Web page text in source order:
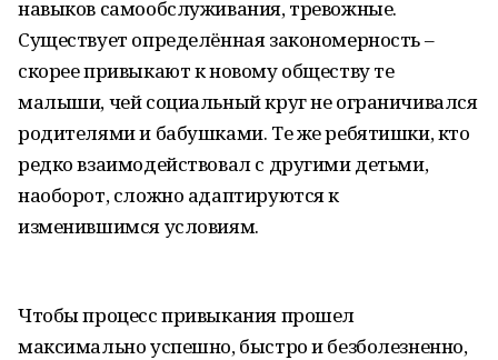
навыков самообслуживания, тревожные.
Существует определённая закономерность –
скорее привыкают к новому обществу те
малыши, чей социальный круг не ограничивался
родителями и бабушками. Те же ребятишки, кто
редко взаимодействовал с другими детьми,
наоборот, сложно адаптируются к
изменившимся условиям.
Чтобы процесс привыкания прошел
максимально успешно, быстро и безболезненно,